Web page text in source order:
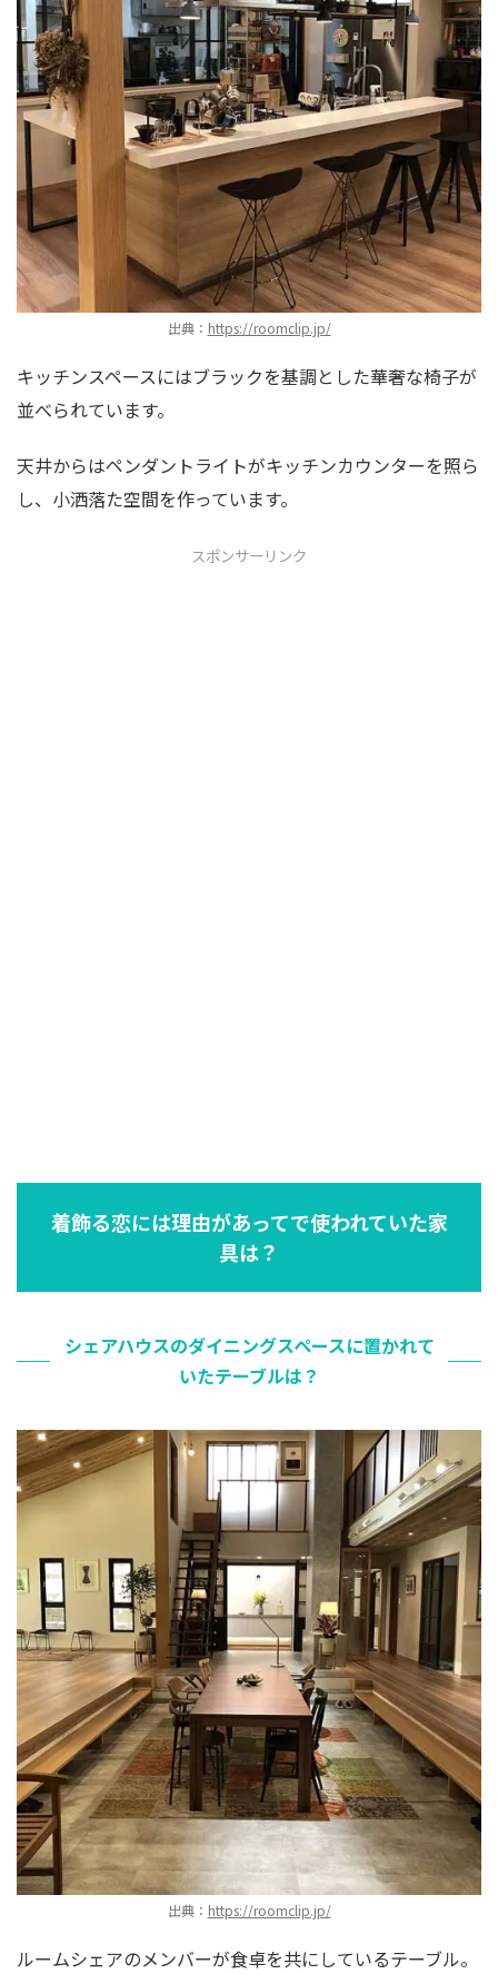
出典： https://roomclip.jp/
キッチンスペースにはブラックを基調とした華奢な椅子が
並べられています。
天井からはペンダントライトがキッチンカウンターを照ら
し、小洒落た空間を作っています。
スポンサーリンク
着飾る恋には理由があってで使われていた家
具は？
シェアハウスのダイニングスペースに置かれて
いたテーブルは？
出典： https://roomclip.jp/
ルームシェアのメンバーが食卓を共にしているテーブル。